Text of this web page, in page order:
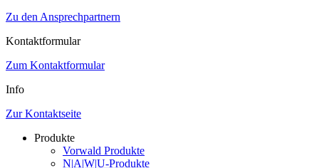
Zu den Ansprechpartnern
Kontaktformular
Zum Kontaktformular
Info
Zur Kontaktseite
Produkte
Vorwald Produkte
N|A|W|U-Produkte